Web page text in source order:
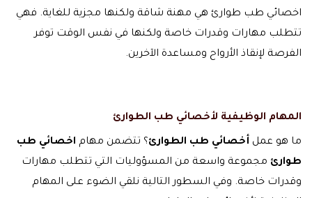
اخصائي طب طوارئ هي مهنة شاقة ولكنها مجزية للغاية. فهي
تتطلب مهارات وقدرات خاصة ولكنها في نفس الوقت توفر
الفرصة لإنقاذ الأرواح ومساعدة الآخرين.
المهام الوظيفية لأخصائي طب الطوارئ
ما هو عمل أخصائي طب الطوارئ؟ تتضمن مهام اخصائي طب
طوارئ مجموعة واسعة من المسؤوليات التي تتطلب مهارات
وقدرات خاصة. وفي السطور التالية نلقي الضوء على المهام